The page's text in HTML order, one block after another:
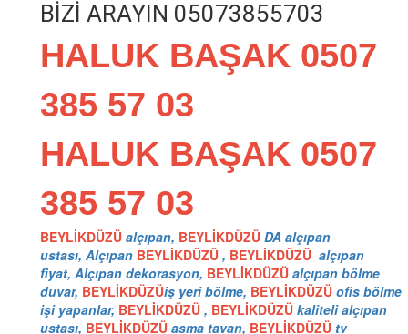
BİZİ ARAYIN 05073855703
HALUK BAŞAK 0507
385 57 03
HALUK BAŞAK 0507
385 57 03
BEYLİKDÜZÜ alçıpan, BEYLİKDÜZÜ DA alçıpan
ustası, Alçıpan BEYLİKDÜZÜ , BEYLİKDÜZÜ alçıpan
fiyat, Alçıpan dekorasyon, BEYLİKDÜZÜ alçıpan bölme
duvar, BEYLİKDÜZÜiş yeri bölme, BEYLİKDÜZÜ ofis bölme
işi yapanlar, BEYLİKDÜZÜ , BEYLİKDÜZÜ kaliteli alçıpan
ustası, BEYLİKDÜZÜ asma tavan, BEYLİKDÜZÜ tv